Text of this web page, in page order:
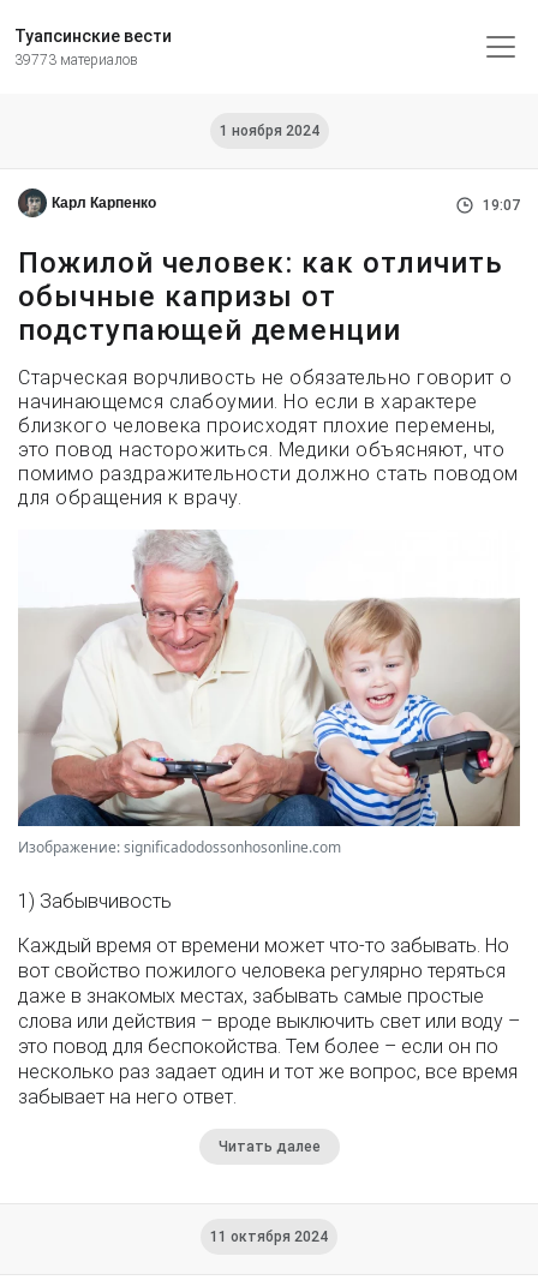
Туапсинские вести
39773 материалов
1 ноября 2024
Карл Карпенко 19:07
Пожилой человек: как отличить
обычные капризы от
подступающей деменции
Старческая ворчливость не обязательно говорит о
начинающемся слабоумии. Но если в характере
близкого человека происходят плохие перемены,
это повод насторожиться. Медики объясняют, что
помимо раздражительности должно стать поводом
для обращения к врачу.
Изображение: significadodossonhosonline.com
1) Забывчивость
Каждый время от времени может что-то забывать. Но
вот свойство пожилого человека регулярно теряться
даже в знакомых местах, забывать самые простые
слова или действия – вроде выключить свет или воду –
это повод для беспокойства. Тем более – если он по
несколько раз задает один и тот же вопрос, все время
забывает на него ответ.
Читать далее
11 октября 2024